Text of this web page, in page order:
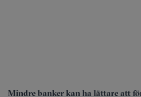
Mindre banker kan ha lättare att